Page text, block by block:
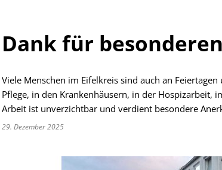
Dank für
Viele Menschen im Eifelkreis sind auch an
Pflege, in den Krankenhäusern, in der Hospizarbeit,
Arbeit ist unverzichtbar und verdient besondere
29. Dezember 2025